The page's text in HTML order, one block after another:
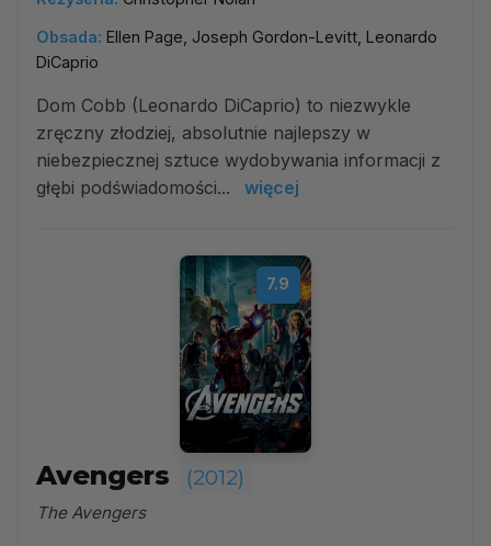
Obsada: Ellen Page, Joseph Gordon-Levitt, Leonardo
DiCaprio
Dom Cobb (Leonardo DiCaprio) to niezwykle
zręczny złodziej, absolutnie najlepszy w
niebezpiecznej sztuce wydobywania informacji z
głębi podświadomości...
więcej
7.9
Avengers (2012)
The Avengers